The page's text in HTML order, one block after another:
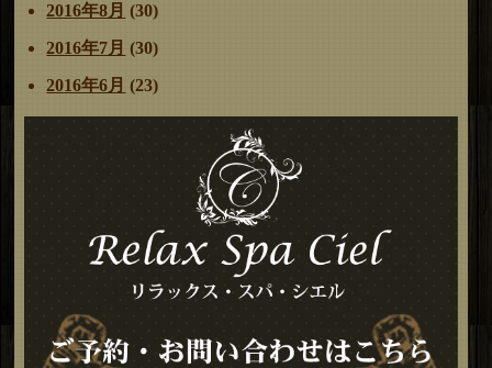
2016年8月 (30)
2016年7月 (30)
2016年6月 (23)